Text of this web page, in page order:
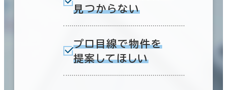
見つからない
プロ目線で物件を
提案してほしい